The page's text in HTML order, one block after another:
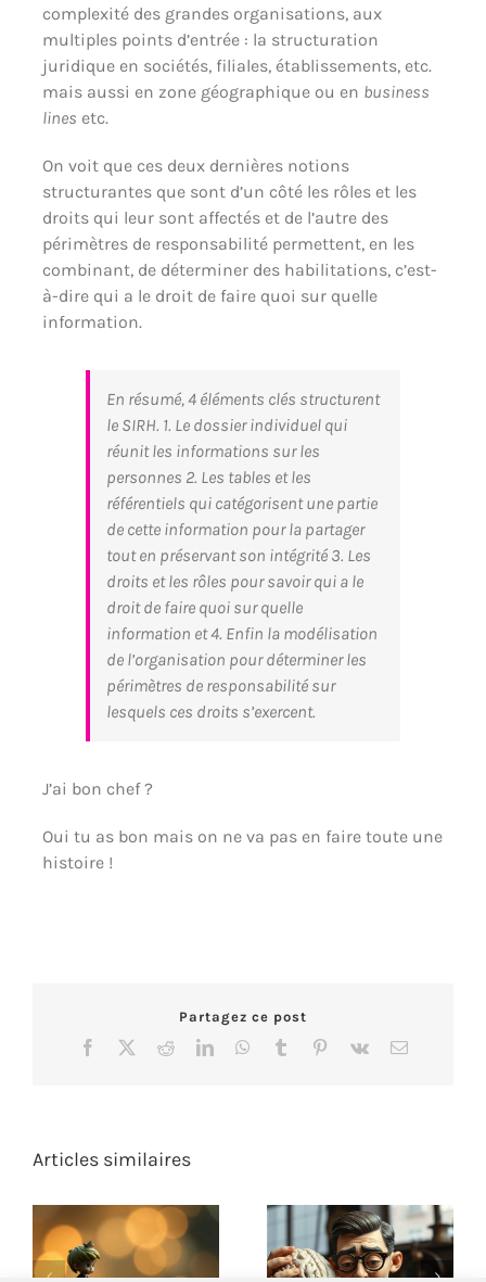
complexité des grandes organisations, aux
multiples points d’entrée : la structuration
juridique en sociétés, filiales, établissements, etc.
mais aussi en zone géographique ou en business
lines etc.
On voit que ces deux dernières notions
structurantes que sont d’un côté les rôles et les
droits qui leur sont affectés et de l’autre des
périmètres de responsabilité permettent, en les
combinant, de déterminer des habilitations, c’est-
à-dire qui a le droit de faire quoi sur quelle
information.
En résumé, 4 éléments clés structurent
le SIRH. 1. Le dossier individuel qui
réunit les informations sur les
personnes 2. Les tables et les
référentiels qui catégorisent une partie
de cette information pour la partager
tout en préservant son intégrité 3. Les
droits et les rôles pour savoir qui a le
droit de faire quoi sur quelle
information et 4. Enfin la modélisation
de l’organisation pour déterminer les
périmètres de responsabilité sur
lesquels ces droits s’exercent.
J’ai bon chef ?
Oui tu as bon mais on ne va pas en faire toute une
histoire !
Partagez ce post
Facebook RedditLinkedInWhatsApp
Tumblr Pinterest
Vk Email
Articles similaires